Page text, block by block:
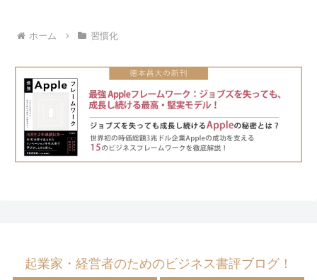
ホーム 習慣化
起業家・経営者のためのビジネス書評ブログ！